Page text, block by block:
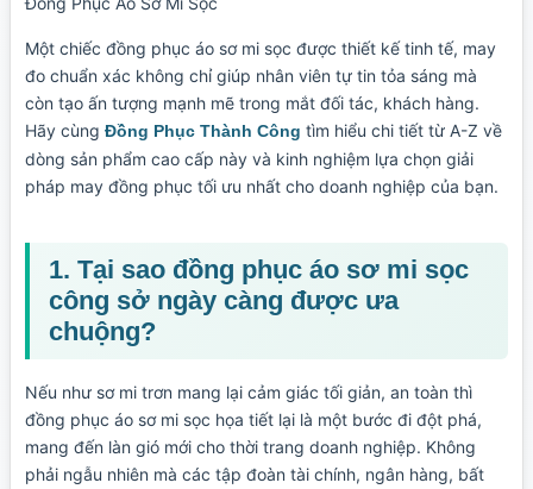
Một chiếc đồng phục áo sơ mi sọc được thiết kế tinh tế, may
đo chuẩn xác không chỉ giúp nhân viên tự tin tỏa sáng mà
còn tạo ấn tượng mạnh mẽ trong mắt đối tác, khách hàng.
Hãy cùng Đồng Phục Thành Công tìm hiểu chi tiết từ A-Z về
dòng sản phẩm cao cấp này và kinh nghiệm lựa chọn giải
pháp may đồng phục tối ưu nhất cho doanh nghiệp của bạn.
1. Tại sao đồng phục áo sơ mi sọc
công sở ngày càng được ưa
chuộng?
Nếu như sơ mi trơn mang lại cảm giác tối giản, an toàn thì
đồng phục áo sơ mi sọc họa tiết lại là một bước đi đột phá,
mang đến làn gió mới cho thời trang doanh nghiệp. Không
phải ngẫu nhiên mà các tập đoàn tài chính, ngân hàng, bất